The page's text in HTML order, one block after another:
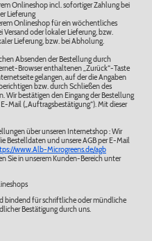
Onlineshop incl. sofortiger Zahlung bei
Lieferung
Onlineshop für ein wöchentliches
oder lokaler Lieferung, bzw.
Lieferung, bzw. bei Abholung.
Absenden der Bestellung durch
Browser enthaltenen „Zurück“-Taste
gelangen, auf der die Angaben
bzw. durch Schließen des
Wir bestätigen den Eingang der Bestellung
Mail („Auftragsbestätigung“). Mit dieser
über unseren Internetshop : Wir
Bestelldaten und unsere AGB per E-Mail
www.Alb-Microgreens.de/agb
Sie in unserem Kunden-Bereich unter
bindend für schriftliche oder mündliche
Bestätigung durch uns.